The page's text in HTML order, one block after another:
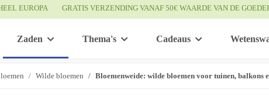
EUROPA GRATIS VERZENDING VANAF 50€ WAARDE VAN DE
Zaden Thema's Cadeaus
Wilde bloemen Bloemenweide: wilde bloemen voor tuinen, balkons